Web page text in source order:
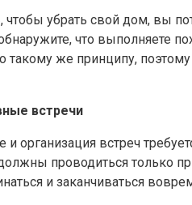
чтобы убрать свой дом, вы
что выполняете
такому же принципу,
встречи
и организация встреч
проводиться только
и заканчиваться